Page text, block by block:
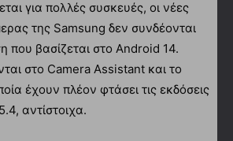
για πολλές συσκευές, οι νέες
της Samsung δεν συνδέονται
που βασίζεται στο Android 14.
στο Camera Assistant και το
έχουν πλέον φτάσει τις εκδόσεις
αντίστοιχα.